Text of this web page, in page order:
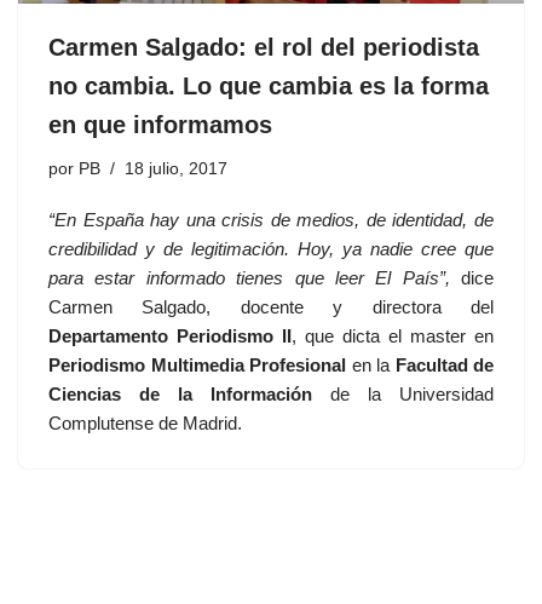
Carmen Salgado: el rol del periodista
no cambia. Lo que cambia es la forma
en que informamos
por PB 18 julio, 2017
“En España hay una crisis de medios, de identidad, de
credibilidad y de legitimación. Hoy, ya nadie cree que
para estar informado tienes que leer El País”, dice
Carmen Salgado, docente y directora del
Departamento Periodismo II, que dicta el master en
Periodismo Multimedia Profesional en la Facultad de
Ciencias de la Información de la Universidad
Complutense de Madrid.